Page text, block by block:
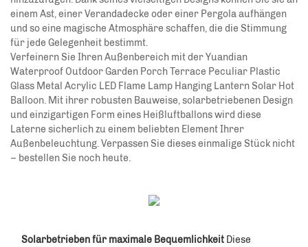
einem Ast, einer Verandadecke oder einer Pergola aufhängen
und so eine magische Atmosphäre schaffen, die die Stimmung
für jede Gelegenheit bestimmt.
Verfeinern Sie Ihren Außenbereich mit der Yuandian
Waterproof Outdoor Garden Porch Terrace Peculiar Plastic
Glass Metal Acrylic LED Flame Lamp Hanging Lantern Solar Hot
Balloon. Mit ihrer robusten Bauweise, solarbetriebenen Design
und einzigartigen Form eines Heißluftballons wird diese
Laterne sicherlich zu einem beliebten Element Ihrer
Außenbeleuchtung. Verpassen Sie dieses einmalige Stück nicht
– bestellen Sie noch heute.
Solarbetrieben für maximale Bequemlichkeit Diese